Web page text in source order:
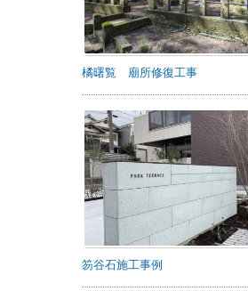
橘曙覧 廟所修復工事
笏谷石施工事例